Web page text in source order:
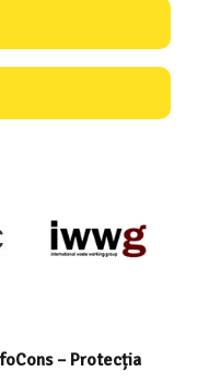
– Protecția